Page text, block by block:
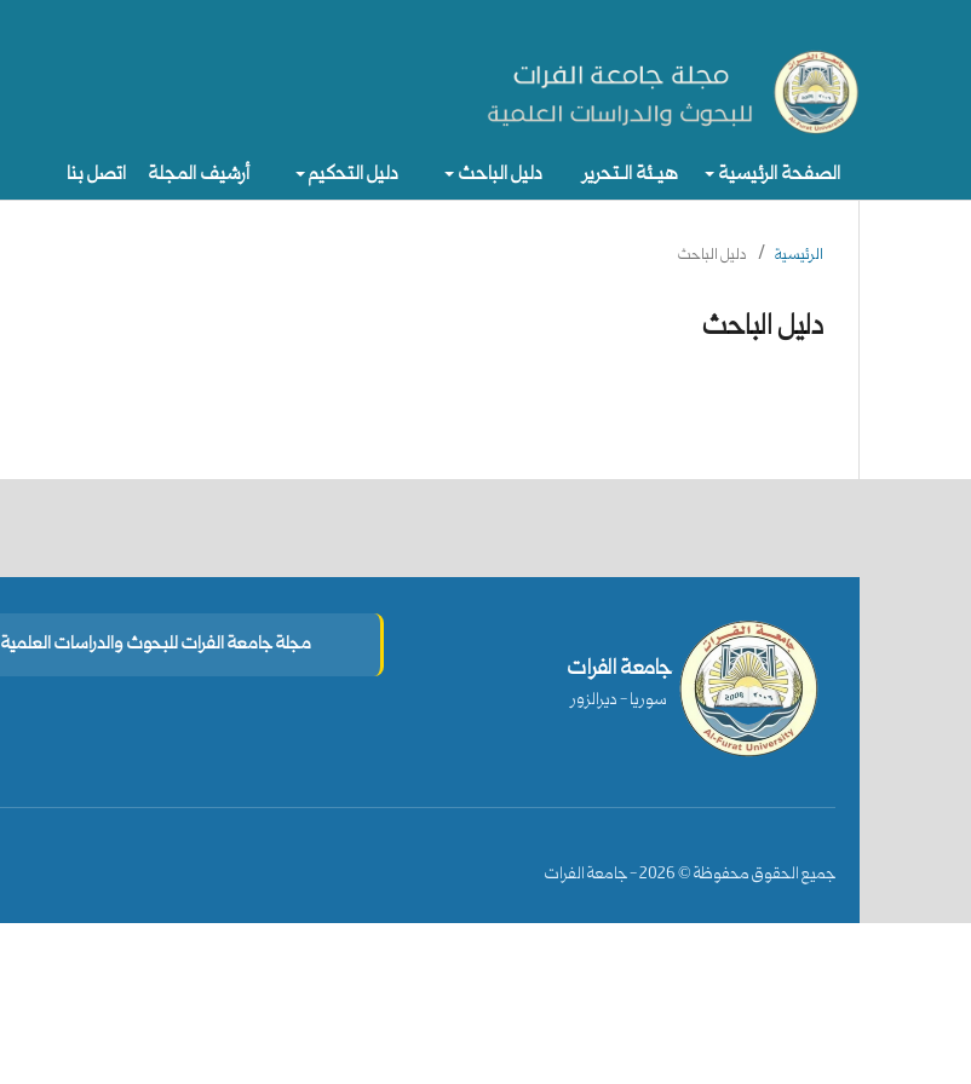
الصفحة الرئيسية هيـئة الـتحرير دليل الباحث دليل التحكيم أرشيف المجلة اتصل بنا
الرئيسية / دليل الباحث
دليل الباحث
جامعة الفرات
سوريا - ديرالزور
مجلة جامعة الفرات للبحوث والدراسات العلمية
جميع الحقوق محفوظة ©2026- جامعة الفرات